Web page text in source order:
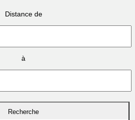
Distance de
à